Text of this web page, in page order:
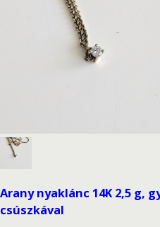
Arany nyaklánc 14K 2,5 g,
csúszkával